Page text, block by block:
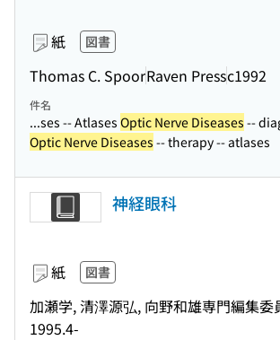
紙 図書
Thomas C. SpoorRaven Pressc1992
件名
...ses -- Atlases Optic Nerve Diseases --
Optic Nerve Diseases -- therapy -- atlases
神経眼科
紙 図書
加瀬学, 清澤源弘, 向野和雄専門編集委
1995.4-